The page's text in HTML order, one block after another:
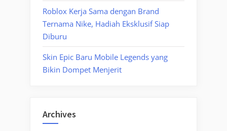
Roblox Kerja Sama dengan Brand
Ternama Nike, Hadiah Eksklusif Siap
Diburu
Skin Epic Baru Mobile Legends yang
Bikin Dompet Menjerit
Archives